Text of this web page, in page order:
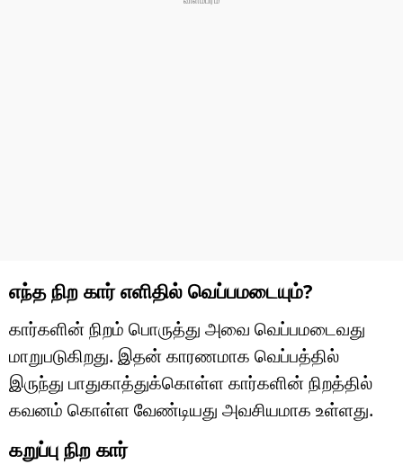
எந்த நிற கார் எளிதில் வெப்பமடையும்?
கார்களின் நிறம் பொருத்து அவை வெப்பமடைவது
மாறுபடுகிறது. இதன் காரணமாக வெப்பத்தில்
இருந்து பாதுகாத்துக்கொள்ள கார்களின் நிறத்தில்
கவனம் கொள்ள வேண்டியது அவசியமாக உள்ளது.
கறுப்பு நிற கார்